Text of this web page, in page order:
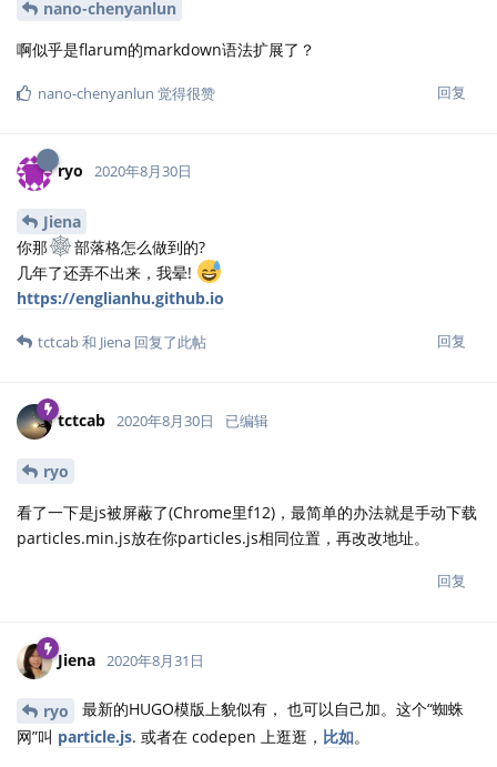
nano-chenyanlun
啊似乎是flarum的markdown语法扩展了？
回复
nano-chenyanlun 觉得很赞
ryo 2020年8月30日
Jiena
你那
部落格怎么做到的?
几年了还弄不出来，我晕!
https://englianhu.github.io
回复
tctcab和 Jiena 回复了此帖
tctcab 2020年8月30日 已编辑
ryo
看了一下是js被屏蔽了(Chrome里f12)，最简单的办法就是手动下载
particles.min.js放在你particles.js相同位置，再改改地址。
回复
Jiena 2020年8月31日
ryo
最新的HUGO模版上貌似有， 也可以自己加。这个“蜘蛛
网”叫 particle.js. 或者在 codepen 上逛逛， 比如。